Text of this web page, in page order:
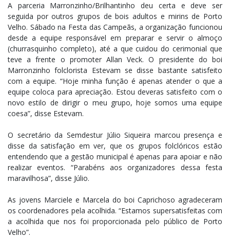
A parceria Marronzinho/Brilhantinho deu certa e deve ser
seguida por outros grupos de bois adultos e mirins de Porto
Velho. Sábado na Festa das Campeãs, a organização funcionou
desde a equipe responsável em preparar e servir o almoço
(churrasquinho completo), até a que cuidou do cerimonial que
teve a frente o promoter Allan Veck. O presidente do boi
Marronzinho folclorista Estevam se disse bastante satisfeito
com a equipe. “Hoje minha função é apenas atender o que a
equipe coloca para apreciação. Estou deveras satisfeito com o
novo estilo de dirigir o meu grupo, hoje somos uma equipe
coesa”, disse Estevam.
O secretário da Semdestur Júlio Siqueira marcou presença e
disse da satisfação em ver, que os grupos folclóricos estão
entendendo que a gestão municipal é apenas para apoiar e não
realizar eventos. “Parabéns aos organizadores dessa festa
maravilhosa”, disse Júlio.
As jovens Marciele e Marcela do boi Caprichoso agradeceram
os coordenadores pela acolhida. “Estamos supersatisfeitas com
a acolhida que nos foi proporcionada pelo público de Porto
Velho”.